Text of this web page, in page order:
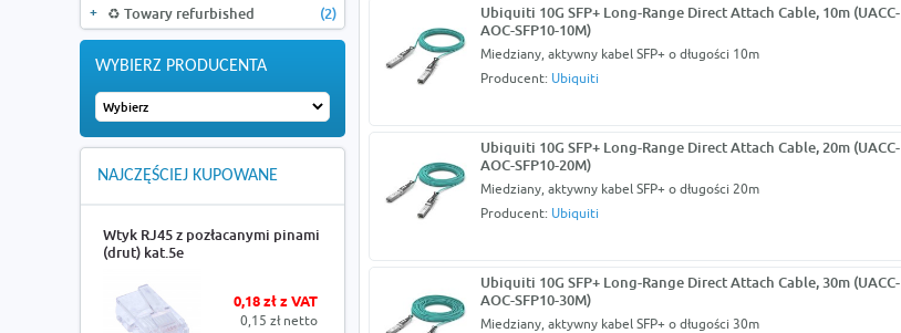
♻️ Towary refurbished
(2)
WYBIERZ PRODUCENTA
NAJCZĘŚCIEJ KUPOWANE
Wtyk RJ45 z pozłacanymi pinami
(drut) kat.5e
0,18 zł z VAT
0,15 zł netto
Ubiquiti 10G SFP+ Long-Range Direct Attach Cable, 10m (UACC-
AOC-SFP10-10M)
Miedziany, aktywny kabel SFP+ o długości 10m
Producent: Ubiquiti
Ubiquiti 10G SFP+ Long-Range Direct Attach Cable, 20m (UACC-
AOC-SFP10-20M)
Miedziany, aktywny kabel SFP+ o długości 20m
Producent: Ubiquiti
Ubiquiti 10G SFP+ Long-Range Direct Attach Cable, 30m (UACC-
AOC-SFP10-30M)
Miedziany, aktywny kabel SFP+ o długości 30m